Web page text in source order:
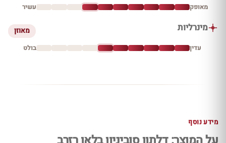
מאופק עשיר
מינרליות מאוזן
עדין בולט
מידע נוסף